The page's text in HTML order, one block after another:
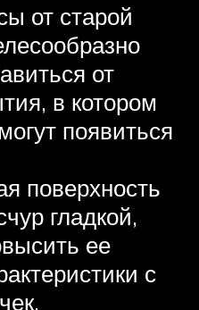
от старой
от
в котором
появиться
поверхность
гладкой,
ее
с